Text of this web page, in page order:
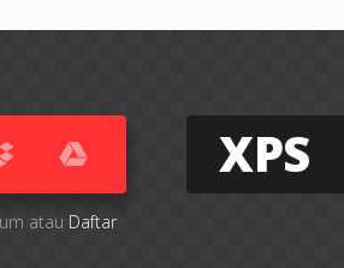
atau Daftar
XPS